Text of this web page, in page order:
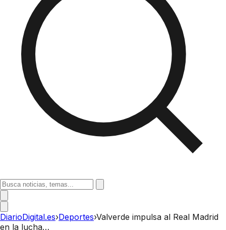
DiarioDigital.es›Deportes›Valverde impulsa al Real Madrid
en la lucha…